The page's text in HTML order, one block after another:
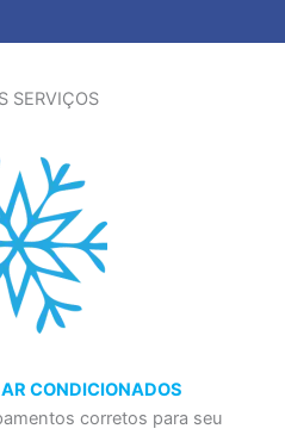
SERVIÇOS
CONDICIONADOS
corretos para seu